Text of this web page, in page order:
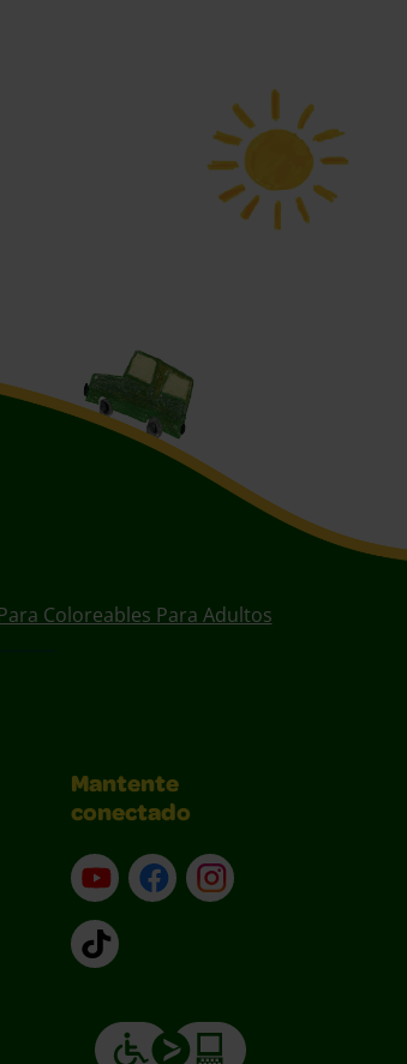
Coloreables Para Adultos
Mantente
conectado
YouTube (en inglés)
Facebook (en inglés)
Instagram (en
TikTok